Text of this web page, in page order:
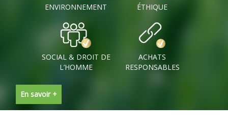
ENVIRONNEMENT ÉTHIQUE
SOCIAL & DROIT DE
L’HOMME
ACHATS
RESPONSABLES
En savoir +